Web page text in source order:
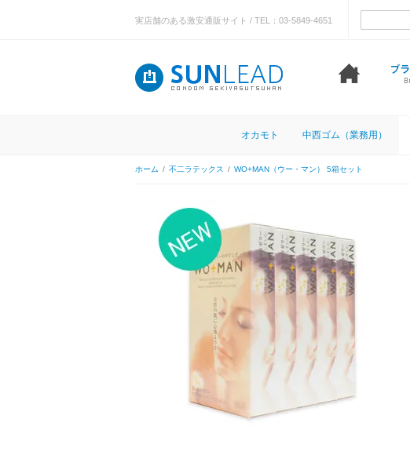
実店舗のある激安通販サイト / TEL：03-5849-4651
オカモト 中西ゴム（業務用）
ホーム / 不二ラテックス / WO+MAN（ウー・マン） 5箱セット